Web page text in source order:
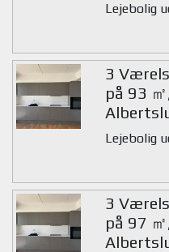
Lejebolig
3
på 93
Lejebolig
3
på 97